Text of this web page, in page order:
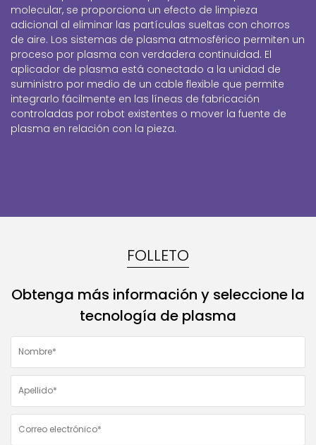
molecular, se proporciona un efecto de limpieza
adicional al eliminar las partículas sueltas con chorros
de aire. Los sistemas de plasma atmosférico permiten un
proceso por plasma con verdadera continuidad. El
aplicador de plasma está conectado a la unidad de
suministro por medio de un cable flexible que permite
integrarlo fácilmente en las líneas de fabricación
controladas por robot existentes o mover la fuente de
plasma en relación con la pieza.
FOLLETO
Obtenga más información y seleccione la
tecnología de plasma